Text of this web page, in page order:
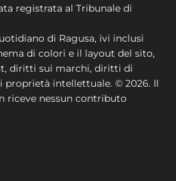
registrata al Tribunale di
di Ragusa, ivi inclusi
di colori e il layout del sito,
diritti sui marchi, diritti di
intellettuale. © 2026. Il
riceve nessun contributo